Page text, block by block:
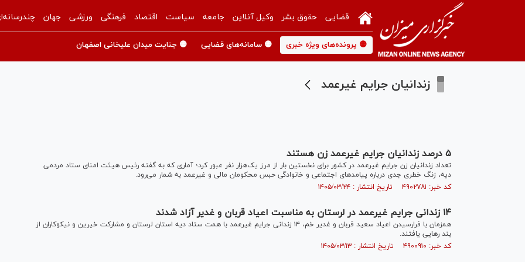
قضایی حقوق بشر وکیل آنلاین جامعه سیاست اقتصاد فرهنگی ورزشی جهان
🟡 پرونده‌های ویژه خبری 🟡 سامانه‌های قضایی 🟡 جنایت میدان علیخانی اصفهان
زندانیان جرایم غیرعمد
۵ درصد زندانیان جرایم غیرعمد زن هستند
تعداد زندانیان زن جرایم غیرعمد در کشور برای نخستین بار از مرز یک‌هزار نفر عبور کرد؛ آماری که به گفته رئیس هیئت امنای ستاد مردمی
دیه، زنگ خطری جدی درباره پیامد‌های اجتماعی و خانوادگی حبس محکومان مالی و غیرعمد به شمار می‌رود.
کد خبر: ۴۹۰۲۷۸۱ تاریخ انتشار : ۱۴۰۵/۰۳/۲۴
۱۴ زندانی جرایم غیرعمد در لرستان به مناسبت اعیاد قربان و غدیر آزاد شدند
همزمان با فرارسیدن اعیاد سعید قربان و غدیر خم، ۱۴ زندانی جرایم غیرعمد با همت ستاد دیه استان لرستان و مشارکت خیرین و نیکوکاران از
بند رهایی یافتند.
کد خبر: ۴۹۰۰۹۱۰ تاریخ انتشار : ۱۴۰۵/۰۳/۱۳